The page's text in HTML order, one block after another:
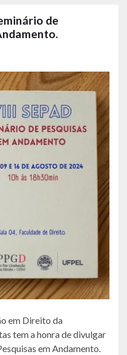
de
em Direito da
tem a honra de divulgar
em Andamento.